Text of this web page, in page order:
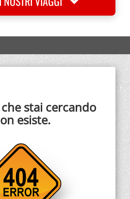
stai cercando
esiste.